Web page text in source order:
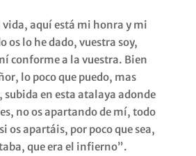
vida, aquí está mi honra y mi
os lo he dado, vuestra soy,
conforme a la vuestra. Bien
lo poco que puedo, mas
subida en esta atalaya adonde
no os apartando de mí, todo
os apartáis, por poco que sea,
que era el infierno”.